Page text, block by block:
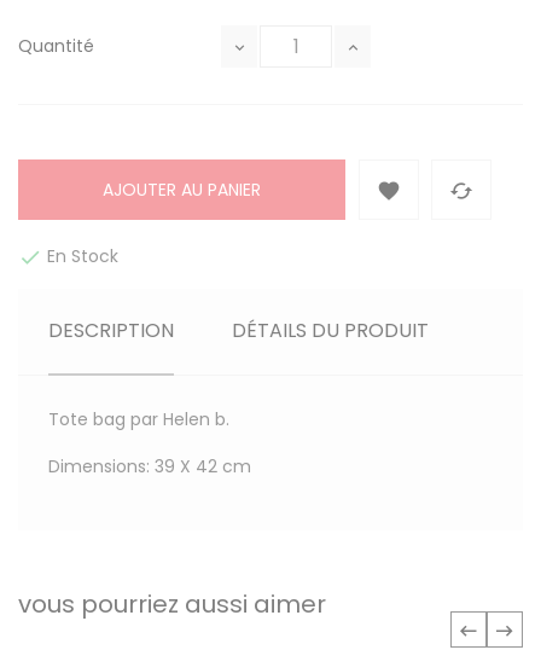
Quantité
AJOUTER AU PANIER  
 En Stock
DESCRIPTION DÉTAILS DU PRODUIT
Tote bag par Helen b.
Dimensions: 39 X 42 cm
vous pourriez aussi aimer